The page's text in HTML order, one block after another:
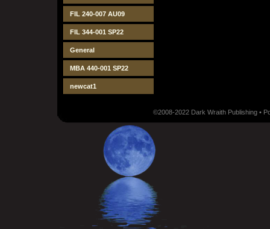
FIL 240-007 AU09
FIL 344-001 SP22
General
MBA 440-001 SP22
newcat1
©2008-2022 Dark Wraith Publishing •